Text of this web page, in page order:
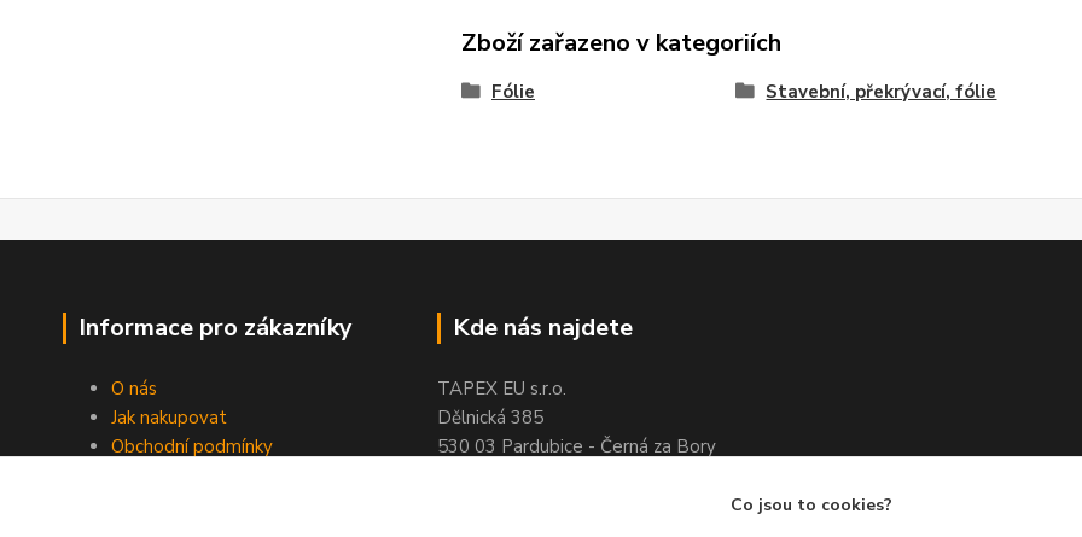
Zboží zařazeno v kategoriích
Fólie Stavební, překrývací, fólie
Informace pro zákazníky
O nás
Jak nakupovat
Obchodní podmínky
Kde nás najdete
TAPEX EU s.r.o.
Dělnická 385
530 03 Pardubice - Černá za Bory
Co jsou to cookies?